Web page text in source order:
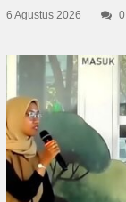
6 Agustus 2026 0